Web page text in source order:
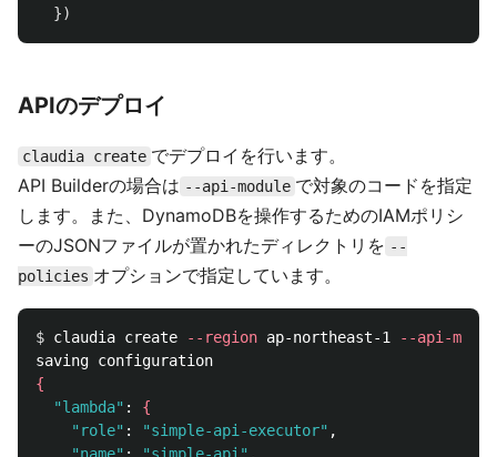
})
APIのデプロイ
claudia create でデプロイを行います。
API Builderの場合は --api-module で対象のコードを指定
します。また、DynamoDBを操作するためのIAMポリシ
ーのJSONファイルが置かれたディレクトリを --
policies オプションで指定しています。
$ claudia create --region ap-northeast-1
--api-
{
"lambda" : {
"role" : "simple-api-executor" ,